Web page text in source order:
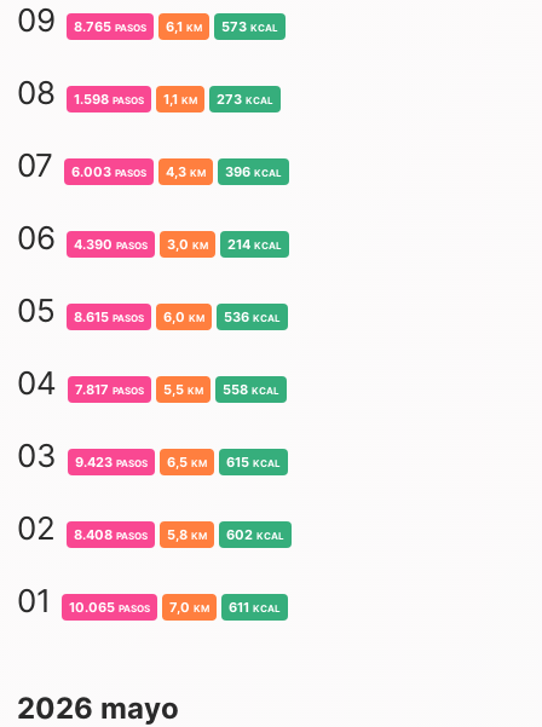
09 8.765 pasos 6,1 km 573 kcal
08 1.598 pasos 1,1 km 273 kcal
07 6.003 pasos 4,3 km 396 kcal
06 4.390 pasos 3,0 km 214 kcal
05 8.615 pasos 6,0 km 536 kcal
04 7.817 pasos 5,5 km 558 kcal
03 9.423 pasos 6,5 km 615 kcal
02 8.408 pasos 5,8 km 602 kcal
01 10.065 pasos 7,0 km 611 kcal
2026 mayo